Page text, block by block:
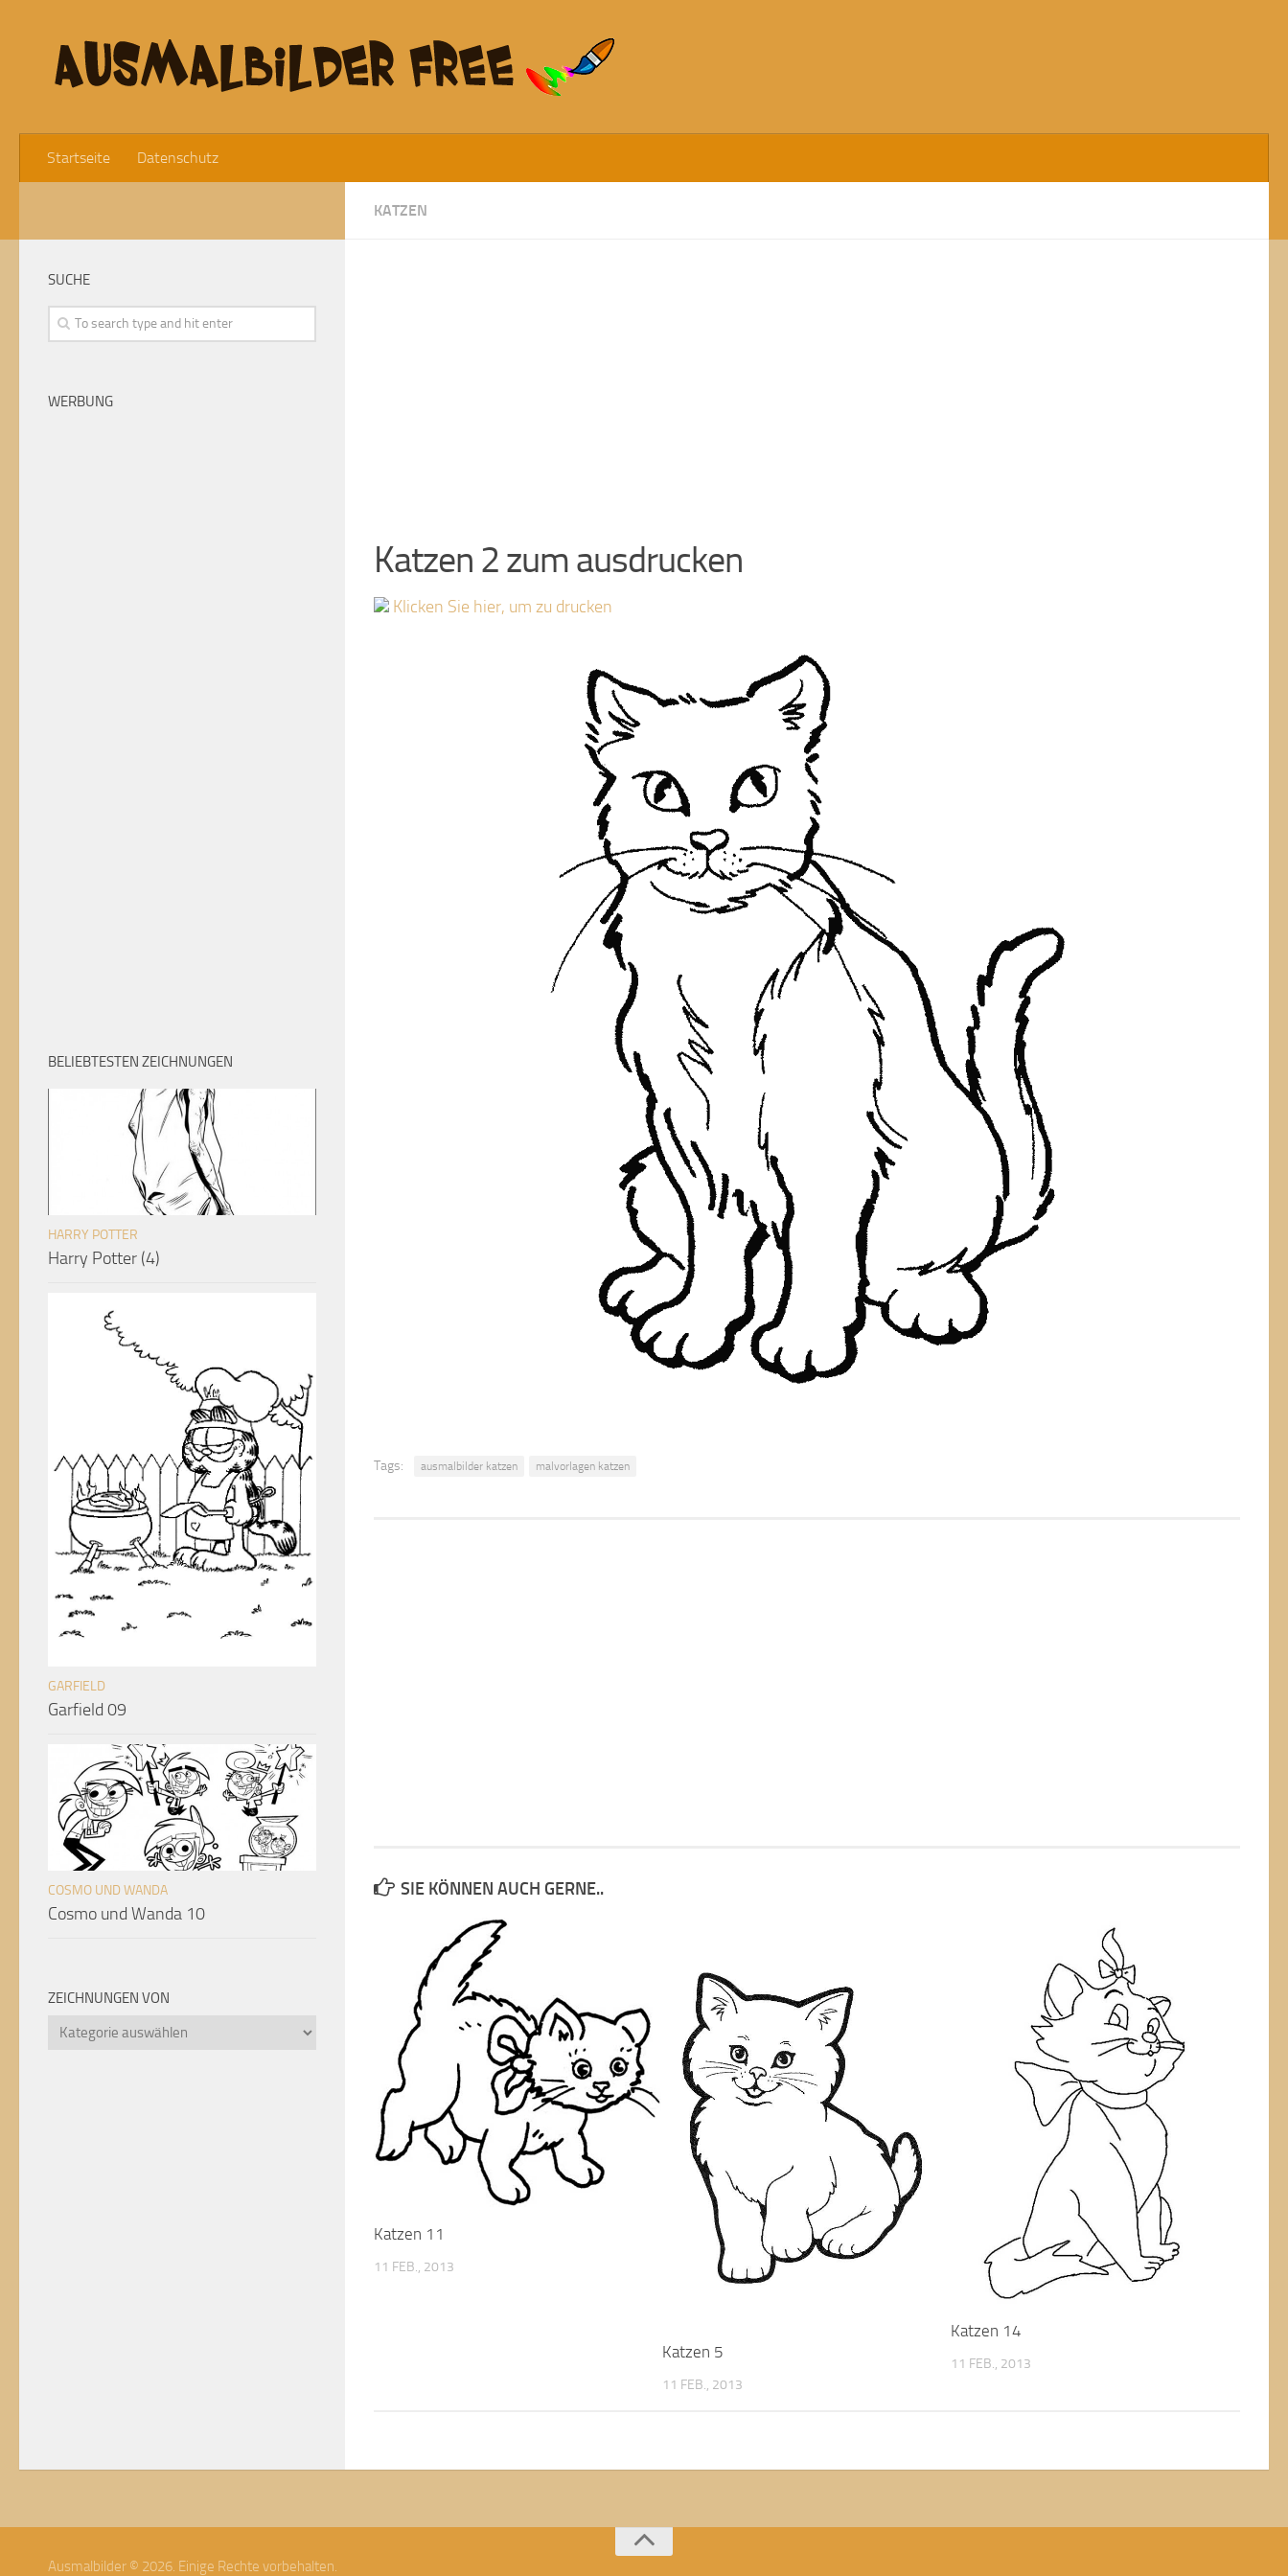
Startseite Datenschutz
KATZEN
Katzen 2 zum ausdrucken
Klicken Sie hier, um zu drucken
Tags: ausmalbilder katzen malvorlagen katzen
SIE KÖNNEN AUCH GERNE..
Katzen 11
11 FEB., 2013
Katzen 5
11 FEB., 2013
Katzen 14
11 FEB., 2013
SUCHE
WERBUNG
BELIEBTESTEN ZEICHNUNGEN
HARRY POTTER
Harry Potter (4)
GARFIELD
Garfield 09
COSMO UND WANDA
Cosmo und Wanda 10
ZEICHNUNGEN VON
Zeichnungen
Ausmalbilder © 2026. Einige Rechte vorbehalten.